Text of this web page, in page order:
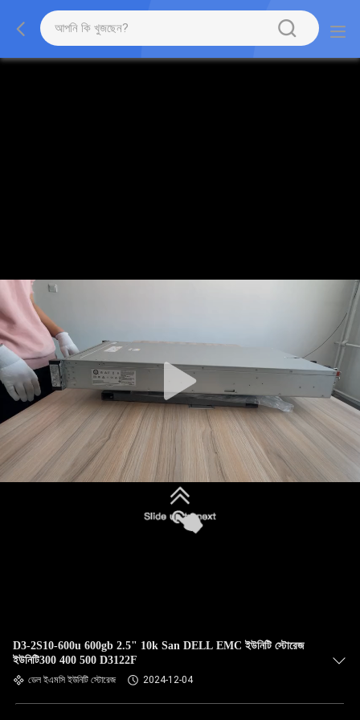
D3-2S10-600u 600gb 2.5" 10k San DELL EMC ইউনিটি স্টোরেজ
ইউনিটি300 400 500 D3122F
ডেল ইএমসি ইউনিটি স্টোরেজ 2024-12-04